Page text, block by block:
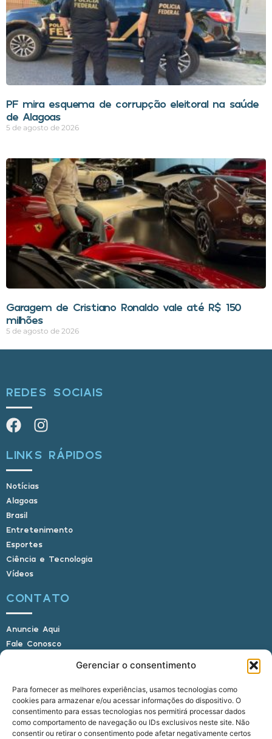
Gerenciar o consentimento
Para fornecer as melhores experiências, usamos tecnologias como
cookies para armazenar e/ou acessar informações do dispositivo. O
consentimento para essas tecnologias nos permitirá processar dados
como comportamento de navegação ou IDs exclusivos neste site. Não
consentir ou retirar o consentimento pode afetar negativamente certos
PF mira esquema de corrupção eleitoral na saúde
de Alagoas
5 de agosto de 2026
Garagem de Cristiano Ronaldo vale até R$ 150
milhões
5 de agosto de 2026
REDES SOCIAIS
LINKS RÁPIDOS
Notícias
Alagoas
Brasil
Entretenimento
Esportes
Ciência e Tecnologia
Vídeos
CONTATO
Anuncie Aqui
Fale Conosco
E-mail: alagoasbrasilnoticias@gmail.com
Telefone: (82) 9 9691-0391 (Whatsapp)
Responsável Técnico: Crysthyan Carlos